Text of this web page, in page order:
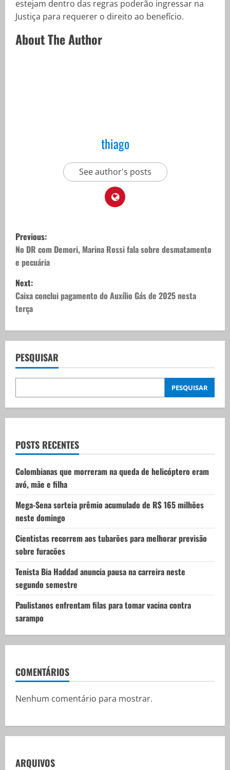
estejam dentro das regras poderão ingressar na
Justiça para requerer o direito ao benefício.
About The Author
thiago
See author's posts
P
o
s
t
n
a
v
i
g
t
i
o
n
Previous:
No DR com Demori, Marina Rossi fala sobre desmatamento
e pecuária
Next:
Caixa conclui pagamento do Auxílio Gás de 2025 nesta
terça
PESQUISAR
PESQUISAR
POSTS RECENTES
Colombianas que morreram na queda de helicóptero eram
avó, mãe e filha
Mega-Sena sorteia prêmio acumulado de R$ 165 milhões
neste domingo
Cientistas recorrem aos tubarões para melhorar previsão
sobre furacões
Tenista Bia Haddad anuncia pausa na carreira neste
segundo semestre
Paulistanos enfrentam filas para tomar vacina contra
sarampo
COMENTÁRIOS
Nenhum comentário para mostrar.
ARQUIVOS